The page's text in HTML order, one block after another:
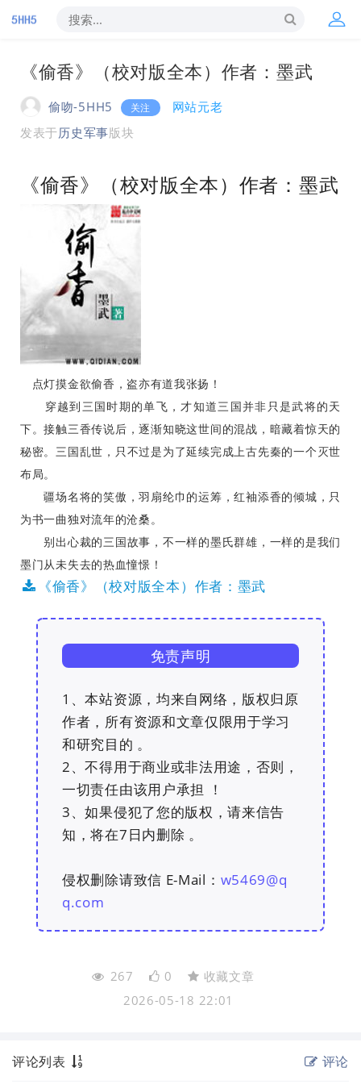
《偷香》（校对版全本）作者：墨武
偷吻-5HH5 关注
网站元老
发表于历史军事版块
《偷香》（校对版全本）作者：墨武
点灯摸金欲偷香，盗亦有道我张扬！
穿越到三国时期的单飞，才知道三国并非只是武将的天
下。接触三香传说后，逐渐知晓这世间的混战，暗藏着惊天的
秘密。三国乱世，只不过是为了延续完成上古先秦的一个灭世
布局。
疆场名将的笑傲，羽扇纶巾的运筹，红袖添香的倾城，只
为书一曲独对流年的沧桑。
别出心裁的三国故事，不一样的墨氏群雄，一样的是我们
墨门从未失去的热血憧憬！
《偷香》（校对版全本）作者：墨武
免责声明
1、本站资源，均来自网络，版权归原
作者，所有资源和文章仅限用于学习
和研究目的 。
2、不得用于商业或非法用途，否则，
一切责任由该用户承担 ！
3、如果侵犯了您的版权，请来信告
知，将在7日内删除 。
侵权删除请致信 E-Mail： w5469@q
q.com
267 0
收藏文章
2026-05-18 22:01
评论列表 评论